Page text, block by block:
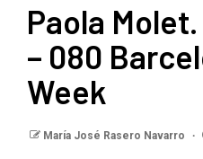
Paola
– 080
Week
María José Rasero Navarro